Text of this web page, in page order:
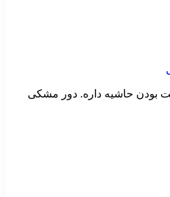
بودن حاشیه داره. دور مشکی